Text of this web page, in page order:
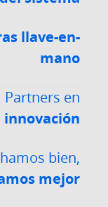
llave-en-
mano
Partners en
innovación
bien,
mejor